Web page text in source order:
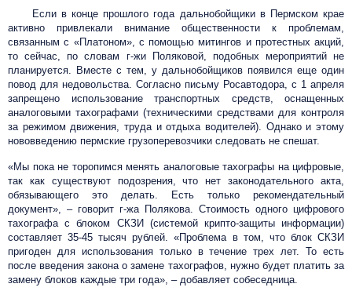
Если в конце прошлого года дальнобойщики в Пермском крае
активно привлекали внимание общественности к проблемам,
связанным с «Платоном», с помощью митингов и протестных акций,
то сейчас, по словам г-жи Поляковой, подобных мероприятий не
планируется. Вместе с тем, у дальнобойщиков появился еще один
повод для недовольства. Согласно письму Росавтодора, с 1 апреля
запрещено использование транспортных средств, оснащенных
аналоговыми тахографами (техническими средствами для контроля
за режимом движения, труда и отдыха водителей). Однако и этому
нововведению пермские грузоперевозчики следовать не спешат.
«Мы пока не торопимся менять аналоговые тахографы на цифровые,
так как существуют подозрения, что нет законодательного акта,
обязывающего это делать. Есть только рекомендательный
документ», – говорит г-жа Полякова. Стоимость одного цифрового
тахографа с блоком СКЗИ (системой крипто-защиты информации)
составляет 35-45 тысяч рублей. «Проблема в том, что блок СКЗИ
пригоден для использования только в течение трех лет. То есть
после введения закона о замене тахографов, нужно будет платить за
замену блоков каждые три года», – добавляет собеседница.